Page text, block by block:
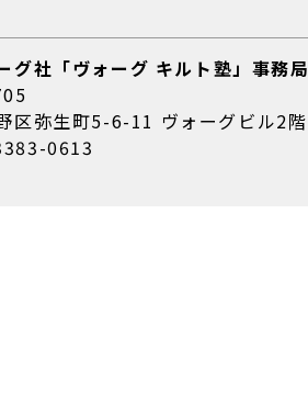
グ社「ヴォーグ キルト塾」事務局
区弥生町5-6-11 ヴォーグビル2階
0613